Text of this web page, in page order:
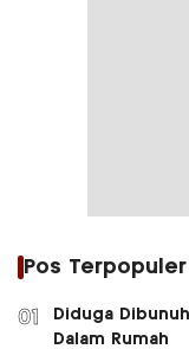
Pos Terpopuler
01
Diduga
Dalam Rumah